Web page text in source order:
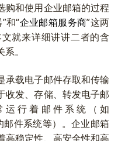
购和使用企业邮箱的过程
和“企业邮箱服务商”这两
就来详细讲讲二者的含
。
承载电子邮件存取和传输
收发、存储、转发电子邮
行着邮件系统（如
件系统等）。企业邮箱
高稳定性、高安全性和高